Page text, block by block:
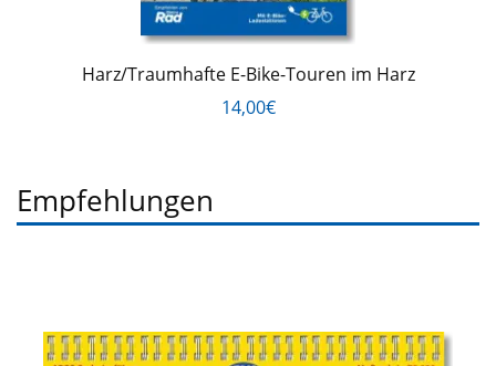
Harz/Traumhafte E-Bike-Touren im Harz
14,00€
Empfehlungen